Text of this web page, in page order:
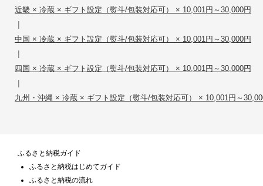
近畿 × 冷蔵 × ギフト設定（熨斗/包装対応可） × 10,001円～30,000円
|
中国 × 冷蔵 × ギフト設定（熨斗/包装対応可） × 10,001円～30,000円
|
四国 × 冷蔵 × ギフト設定（熨斗/包装対応可） × 10,001円～30,000円
|
九州・沖縄 × 冷蔵 × ギフト設定（熨斗/包装対応可） × 10,001円～
ふるさと納税ガイド
ふるさと納税はじめてガイド
ふるさと納税の流れ